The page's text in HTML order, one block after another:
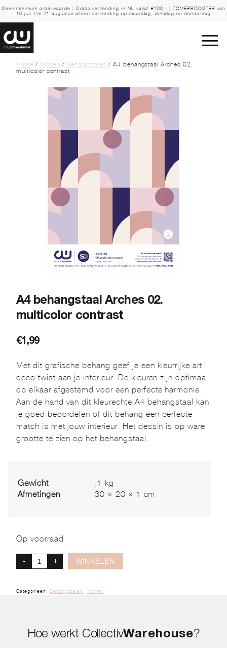
Geen minimum orderwaarde | Gratis verzending in NL vanaf €100,- | ZOMERROOSTER van
10 juli t/m 21 augustus alleen verzending op maandag, dinsdag en donderdag
Home / Wonen / Behangstalen / A4 behangstaal Arches 02.
multicolor contrast
A4 behangstaal Arches 02.
multicolor contrast
€1,99
Met dit grafische behang geef je een kleurrijke art
deco twist aan je interieur. De kleuren zijn optimaal
op elkaar afgestemd voor een perfecte harmonie.
Aan de hand van dit kleurechte A4 behangstaal kan
je goed beoordelen of dit behang een perfecte
match is met jouw interieur. Het dessin is op ware
grootte te zien op het behangstaal.
Gewicht
,1 kg
Afmetingen
30 × 20 × 1 cm
Op voorraad
- + WINKELEN
Categorieën: Behangstalen , Wonen
Hoe werkt CollectivWarehouse?